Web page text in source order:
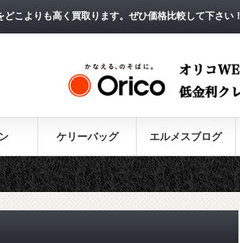
こよりも高く買取ります。ぜひ価格比較して下さい！
ケリーバッグ エルメスブログ